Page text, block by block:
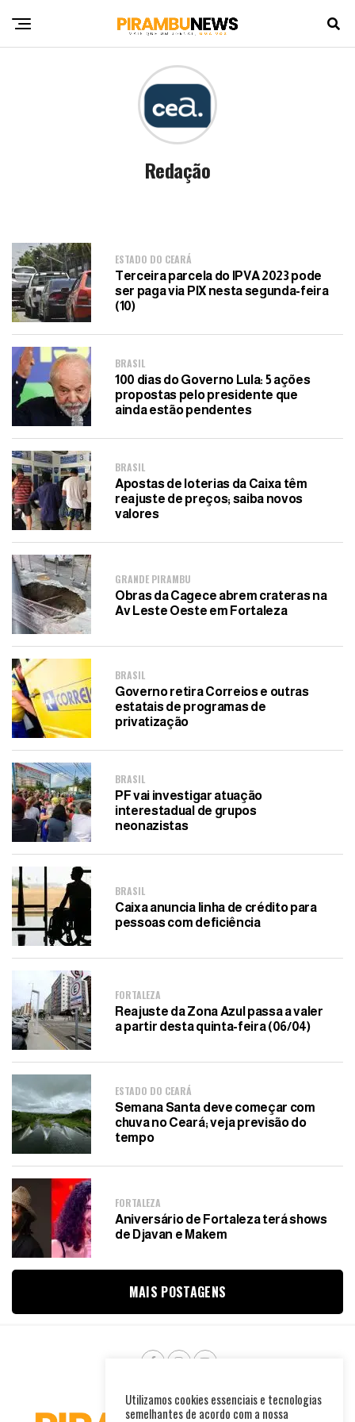
Redação
ESTADO DO CEARÁ
Terceira parcela do IPVA 2023 pode
ser paga via PIX nesta segunda-feira
(10)
BRASIL
100 dias do Governo Lula: 5 ações
propostas pelo presidente que
ainda estão pendentes
BRASIL
Apostas de loterias da Caixa têm
reajuste de preços; saiba novos
valores
GRANDE PIRAMBU
Obras da Cagece abrem crateras na
Av Leste Oeste em Fortaleza
BRASIL
Governo retira Correios e outras
estatais de programas de
privatização
BRASIL
PF vai investigar atuação
interestadual de grupos
neonazistas
BRASIL
Caixa anuncia linha de crédito para
pessoas com deficiência
FORTALEZA
Reajuste da Zona Azul passa a valer
a partir desta quinta-feira (06/04)
ESTADO DO CEARÁ
Semana Santa deve começar com
chuva no Ceará; veja previsão do
tempo
FORTALEZA
Aniversário de Fortaleza terá shows
de Djavan e Makem
MAIS POSTAGENS
Utilizamos cookies essenciais e tecnologias
semelhantes de acordo com a nossa